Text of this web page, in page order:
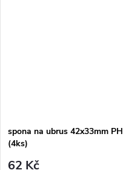
spona na ubrus 42x33mm PH
(4ks)
62 Kč